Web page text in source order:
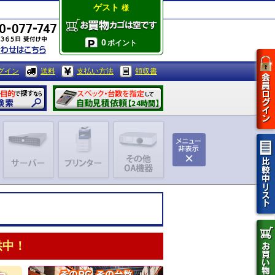
ゲスト 様
0ポイント
イン 送料 支払い方法 領収書
！